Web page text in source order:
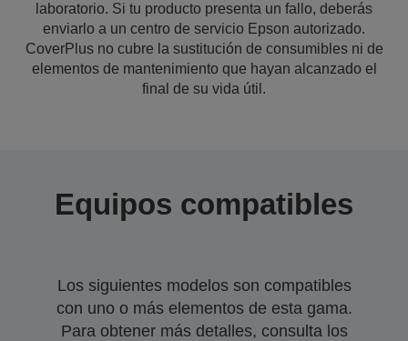
laboratorio. Si tu producto presenta un fallo, deberás
enviarlo a un centro de servicio Epson autorizado.
CoverPlus no cubre la sustitución de consumibles ni de
elementos de mantenimiento que hayan alcanzado el
final de su vida útil.
Equipos compatibles
Los siguientes modelos son compatibles
con uno o más elementos de esta gama.
Para obtener más detalles, consulta los